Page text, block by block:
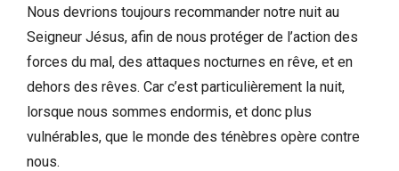
Nous devrions toujours recommander notre nuit au
Seigneur Jésus, afin de nous protéger de l’action des
forces du mal, des attaques nocturnes en rêve, et en
dehors des rêves. Car c’est particulièrement la nuit,
lorsque nous sommes endormis, et donc plus
vulnérables, que le monde des ténèbres opère contre
nous.